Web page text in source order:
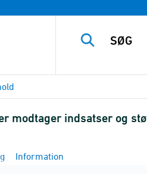
modtager indsatser og
Information